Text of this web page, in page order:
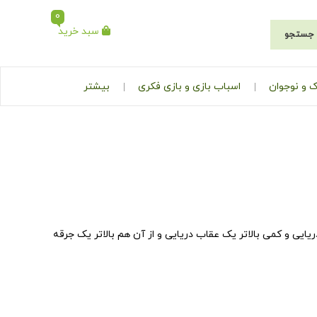
جستجو سبد خرید
0
و نوجوان اسباب بازی و بازی فکری بیشتر
و کمی بالاتر یک عقاب دریایی و از آن هم بالاتر یک جرقه